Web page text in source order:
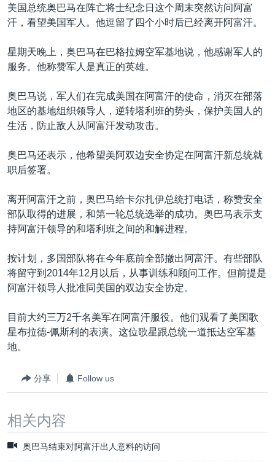
重要讲话与声明
南中国海争端
关注新疆
GEN Z 看美国
其他语言网站
美国总统奥巴马在阵亡将士纪念日这个周末突然访问阿富
汗，看望美国军人。他逗留了四个小时后已经离开阿富汗。
星期天晚上，奥巴马在巴格拉姆空军基地说，他感谢军人的
服务。他称赞军人是真正的英雄。
奥巴马说，军人们在完成美国在阿富汗的使命，消灭在部落
地区的基地组织领导人，逆转塔利班的势头，保护美国人的
生活，防止敌人从阿富汗发动攻击。
奥巴马还表示，他希望美阿双边安全协定在阿富汗新总统就
职后签署。
离开阿富汗之前，奥巴马给卡尔扎伊总统打电话，称赞安全
部队取得的进展，和第一轮总统选举的成功。奥巴马表示支
持阿富汗领导的和塔利班之间的和解进程。
按计划，多国部队将在今年底前全部撤出阿富汗。有些部队
将留守到2014年12月以后，从事训练和顾问工作。但前提是
阿富汗领导人批准同美国的双边安全协定。
目前大约三万2千名美军在阿富汗服役。他们观看了美国歌
星布拉德-佩斯利的表演。这位歌星跟总统一道抵达空军基
地。
分享 Follow us
相关内容
奥巴马结束对阿富汗出人意料的访问